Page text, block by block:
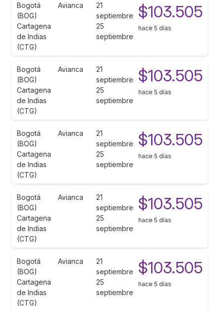
Bogotá
(BOG)
Cartagena
de Indias
(CTG)
Avianca
21
septiembre
25
septiembre
$103.505
hace 5 días
Bogotá
(BOG)
Cartagena
de Indias
(CTG)
Avianca
21
septiembre
25
septiembre
$103.505
hace 5 días
Bogotá
(BOG)
Cartagena
de Indias
(CTG)
Avianca
21
septiembre
25
septiembre
$103.505
hace 5 días
Bogotá
(BOG)
Cartagena
de Indias
(CTG)
Avianca
21
septiembre
25
septiembre
$103.505
hace 5 días
Bogotá
(BOG)
Cartagena
de Indias
(CTG)
Avianca
21
septiembre
25
septiembre
$103.505
hace 5 días